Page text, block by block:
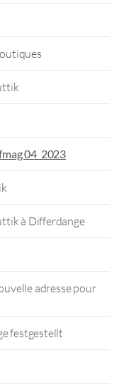
04_2023
à Differdange
adresse pour
festgestellt